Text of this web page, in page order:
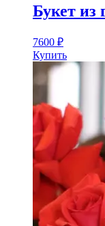
Букет из
7600 ₽
Купить